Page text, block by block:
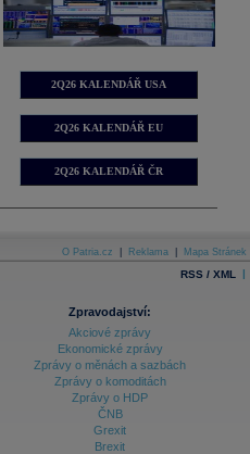
2Q26 KALENDÁŘ USA
2Q26 KALENDÁŘ EU
2Q26 KALENDÁŘ ČR
O Patria.cz Reklama Mapa Stránek
RSS / XML |
Zpravodajství:
Akciové zprávy
Ekonomické zprávy
Zprávy o měnách a sazbách
Zprávy o komoditách
Zprávy o HDP
ČNB
Grexit
Brexit